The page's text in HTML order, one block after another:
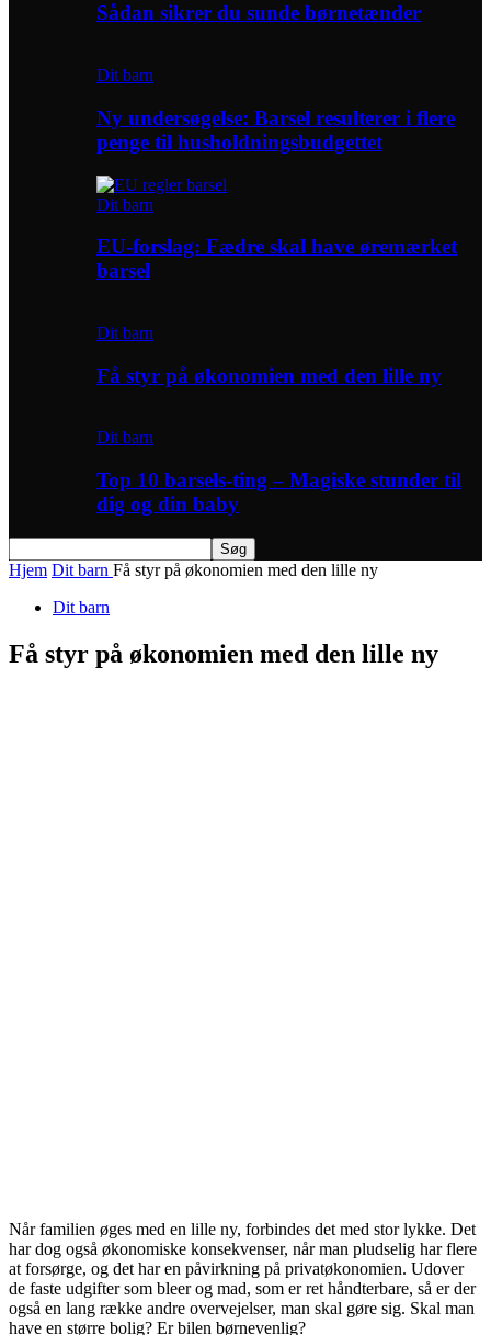
Sådan sikrer du sunde børnetænder
Dit barn
Ny undersøgelse: Barsel resulterer i flere
penge til husholdningsbudgettet
Dit barn
EU-forslag: Fædre skal have øremærket
barsel
Dit barn
Få styr på økonomien med den lille ny
Dit barn
Top 10 barsels-ting – Magiske stunder til
dig og din baby
Hjem Dit barn Få styr på økonomien med den lille ny
Dit barn
Få styr på økonomien med den lille ny
Når familien øges med en lille ny, forbindes det med stor lykke. Det
har dog også økonomiske konsekvenser, når man pludselig har flere
at forsørge, og det har en påvirkning på privatøkonomien. Udover
de faste udgifter som bleer og mad, som er ret håndterbare, så er der
også en lang række andre overvejelser, man skal gøre sig. Skal man
have en større bolig? Er bilen børnevenlig?